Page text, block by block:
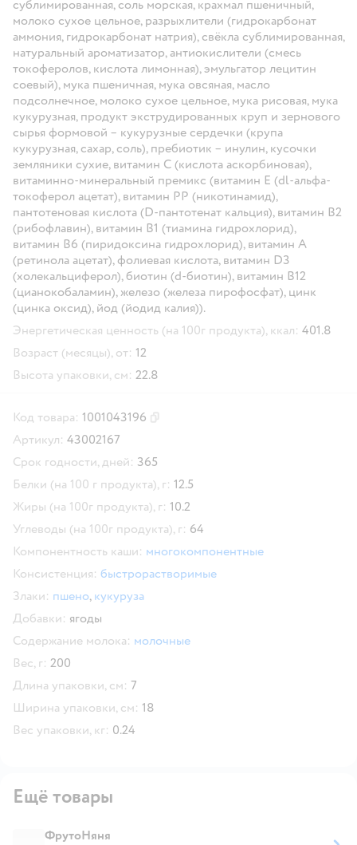
сублимированная, соль морская, крахмал пшеничный,
молоко сухое цельное, разрыхлители (гидрокарбонат
аммония, гидрокарбонат натрия), свёкла сублимированная,
натуральный ароматизатор, антиокислители (смесь
токоферолов, кислота лимонная), эмульгатор лецитин
соевый), мука пшеничная, мука овсяная, масло
подсолнечное, молоко сухое цельное, мука рисовая, мука
кукурузная, продукт экструдированных круп и зернового
сырья формовой – кукурузные сердечки (крупа
кукурузная, сахар, соль), пребиотик – инулин, кусочки
земляники сухие, витамин С (кислота аскорбиновая),
витаминно-минеральный премикс (витамин Е (dl-альфа-
токоферол ацетат), витамин РР (никотинамид),
пантотеновая кислота (D-пантотенат кальция), витамин В2
(рибофлавин), витамин В1 (тиамина гидрохлорид),
витамин В6 (пиридоксина гидрохлорид), витамин А
(ретинола ацетат), фолиевая кислота, витамин D3
(холекальциферол), биотин (d-биотин), витамин В12
(цианокобаламин), железо (железа пирофосфат), цинк
(цинка оксид), йод (йодид калия)).
Энергетическая ценность (на 100г продукта), ккал: 401.8
Возраст (месяцы), от: 12
Высота упаковки, см: 22.8
Код товара: 1001043196
Артикул: 43002167
Срок годности, дней: 365
Белки (на 100 г продукта), г: 12.5
Жиры (на 100г продукта), г: 10.2
Углеводы (на 100г продукта), г: 64
Компонентность каши: многокомпонентные
Консистенция: быстрорастворимые
Злаки: пшено, кукуруза
Добавки: ягоды
Содержание молока: молочные
Вес, г: 200
Длина упаковки, см: 7
Ширина упаковки, см: 18
Вес упаковки, кг: 0.24
Ещё товары
ФрутоНяня